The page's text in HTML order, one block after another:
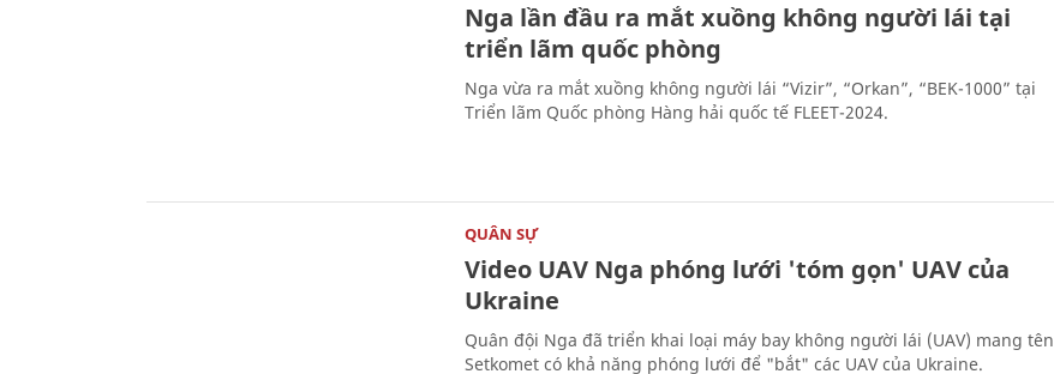
Nga lần đầu ra mắt xuồng không người lái tại
triển lãm quốc phòng
Nga vừa ra mắt xuồng không người lái “Vizir”, “Orkan”, “BEK-1000” tại
Triển lãm Quốc phòng Hàng hải quốc tế FLEET-2024.
QUÂN SỰ
Video UAV Nga phóng lưới 'tóm gọn' UAV của
Ukraine
Quân đội Nga đã triển khai loại máy bay không người lái (UAV) mang tên
Setkomet có khả năng phóng lưới để "bắt" các UAV của Ukraine.